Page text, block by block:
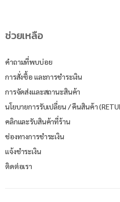
ช่วยเหลือ
คำถามที่พบบ่อย
การสั่งซื้อ และการชำระเงิน
การจัดส่งและสถานะสินค้า
นโยบายการรับเปลี่ยน / คืนสินค้า
คลิกและรับสินค้าที่ร้าน
ช่องทางการชำระเงิน
แจ้งชำระเงิน
ติดต่อเรา